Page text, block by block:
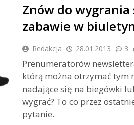
Znów do
zabawie w
Redakcja 28.01.2013 3
Prenumeratorów
którą można otrzymać tym
nadające się na biegówki
wygrać? To co przez
pytanie.